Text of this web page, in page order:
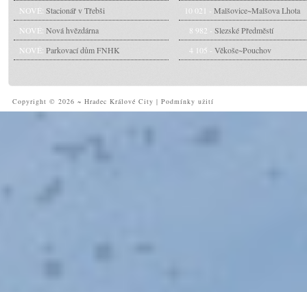
NOVÉ: Stacionář v Třebši
NOVÉ: Nová hvězdárna
NOVÉ: Parkovací dům FNHK
10 021 - Malšovice~Malšova Lhota
8 982 - Slezské Předměstí
4 105 - Věkoše~Pouchov
Copyright © 2026 ~ Hradec Králové City | Podmínky užití